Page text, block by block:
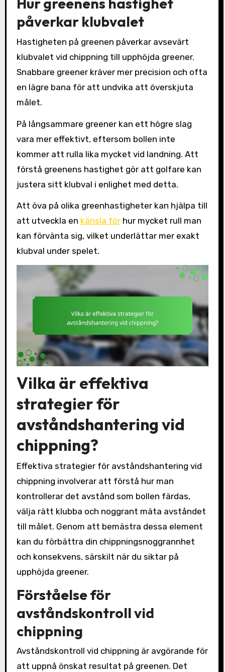
påverkar klubvalet
Hastigheten på greenen påverkar avsevärt
klubvalet vid chippning till upphöjda greener.
Snabbare greener kräver mer precision och ofta
en lägre bana för att undvika att överskjuta
målet.
På långsammare greener kan ett högre slag
vara mer effektivt, eftersom bollen inte
kommer att rulla lika mycket vid landning. Att
förstå greenens hastighet gör att golfare kan
justera sitt klubval i enlighet med detta.
Att öva på olika greenhastigheter kan hjälpa till
att utveckla en känsla förhur mycket rull man
kan förvänta sig, vilket underlättar mer exakt
klubval under spelet.
Vilka är effektiva
strategier för
avståndshantering vid
chippning?
Effektiva strategier för avståndshantering vid
chippning involverar att förstå hur man
kontrollerar det avstånd som bollen färdas,
välja rätt klubba och noggrant mäta avståndet
till målet. Genom att bemästra dessa element
kan du förbättra din chippningsnoggrannhet
och konsekvens, särskilt när du siktar på
upphöjda greener.
Förståelse för
avståndskontroll vid
chippning
Avståndskontroll vid chippning är avgörande för
att uppnå önskat resultat på greenen. Det